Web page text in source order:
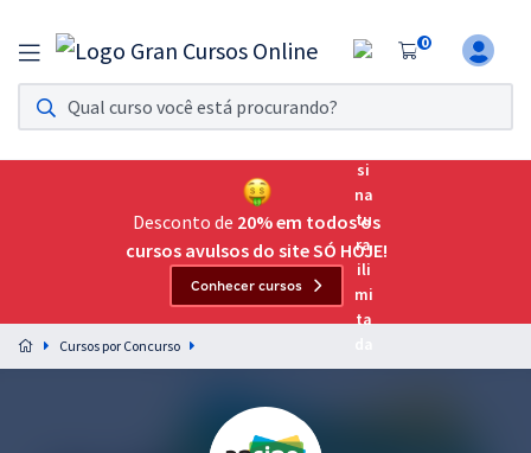
0
Assinatura Ilimitada 11
Acesso a todos os cursos. Teste grátis por 7 dias!
Assinatura OAB Até Passar
Acesso ilimitado a toda preparação para o Exame da
Preparação completa e intensiva para as principais
residências em saúde do Brasil
Desconto de 20% em todos os
cursos avulsos do site SÓ HOJE!
Conhecer cursos
Cursos por Concurso